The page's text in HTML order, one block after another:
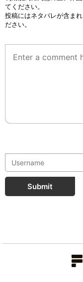
てください。
投稿にはネタバレが含ま
ださい。
Submit